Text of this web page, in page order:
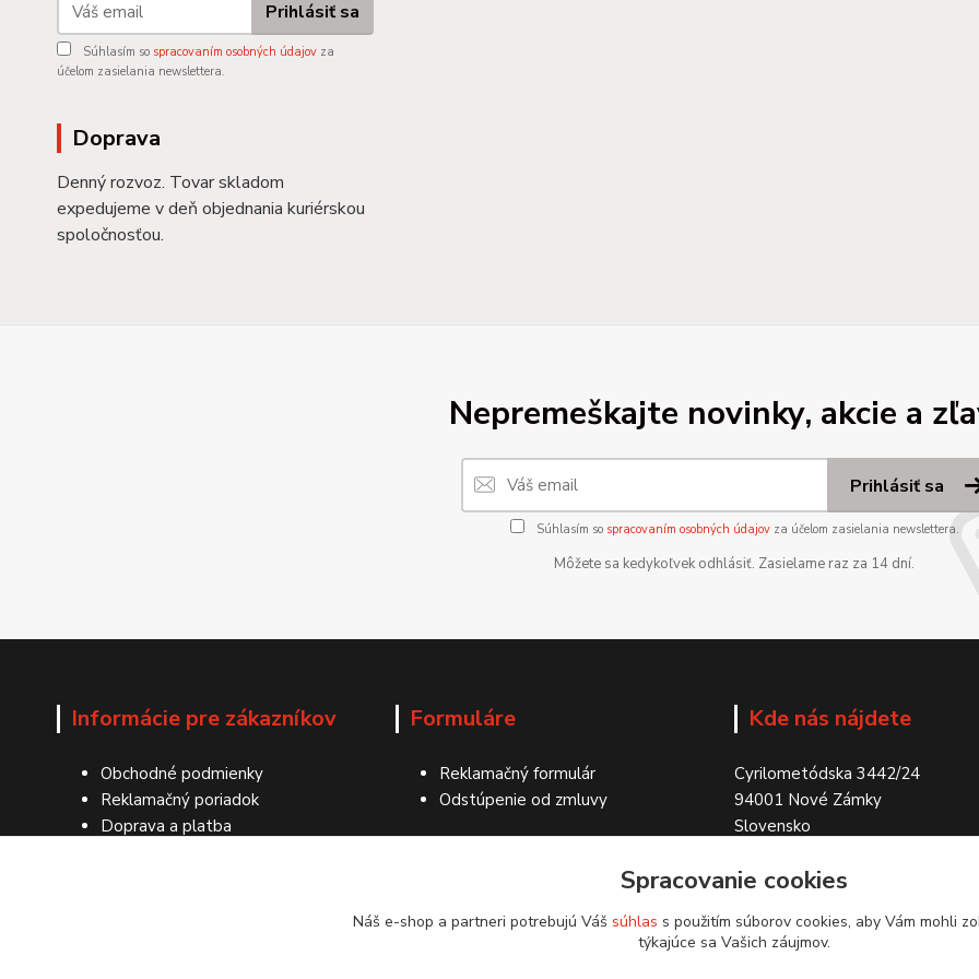
Prihlásiť sa
Súhlasím so spracovaním osobných údajov za
účelom zasielania newslettera.
Doprava
Denný rozvoz. Tovar skladom
expedujeme v deň objednania kuriérskou
spoločnosťou.
Nepremeškajte novinky, akcie a
Prihlásiť sa
Súhlasím so spracovaním osobných údajovza účelom zasielania newslettera.
Môžete sa kedykoľvek odhlásiť. Zasielame raz za 14 dní.
Informácie pre zákazníkov
Obchodné podmienky
Reklamačný poriadok
Doprava a platba
Formuláre
Reklamačný formulár
Odstúpenie od zmluvy
Kde nás nájdete
Cyrilometódska 3442/24
94001 Nové Zámky
Slovensko
Spracovanie cookies
Náš e-shop a partneri potrebujú Váš súhlas s použitím súborov cookies, aby Vám mohli
týkajúce sa Vašich záujmov.